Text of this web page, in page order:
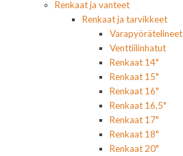
Renkaat ja vanteet
Renkaat ja tarvikkeet
Varapyörätelineet
Venttiilinhatut
Renkaat 14"
Renkaat 15"
Renkaat 16"
Renkaat 16,5"
Renkaat 17"
Renkaat 18"
Renkaat 20"